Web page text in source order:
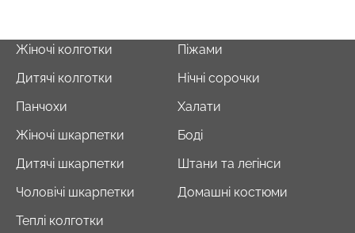
Жіночі колготки
Дитячі колготки
Панчохи
Жіночі шкарпетки
Дитячі шкарпетки
Чоловічі шкарпетки
Теплі колготки
Піжами
Нічні сорочки
Халати
Боді
Штани та легінси
Домашні костюми